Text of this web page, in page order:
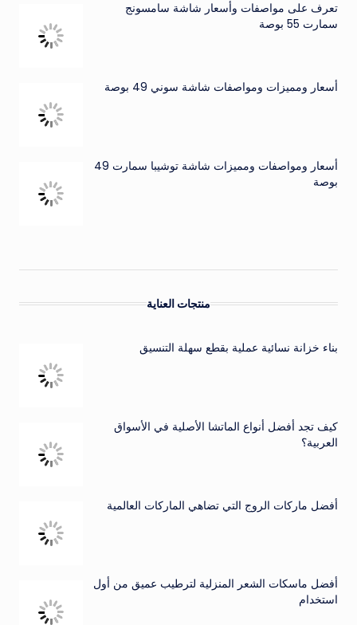
تعرف على مواصفات وأسعار شاشة سامسونج
سمارت 55 بوصة
أسعار ومميزات ومواصفات شاشة سوني 49 بوصة
أسعار ومواصفات ومميزات شاشة توشيبا سمارت 49
بوصة
منتجات العناية
بناء خزانة نسائية عملية بقطع سهلة التنسيق
كيف تجد أفضل أنواع الماتشا الأصلية في الأسواق
العربية؟
أفضل ماركات الروج التي تضاهي الماركات العالمية
أفضل ماسكات الشعر المنزلية لترطيب عميق من أول
استخدام